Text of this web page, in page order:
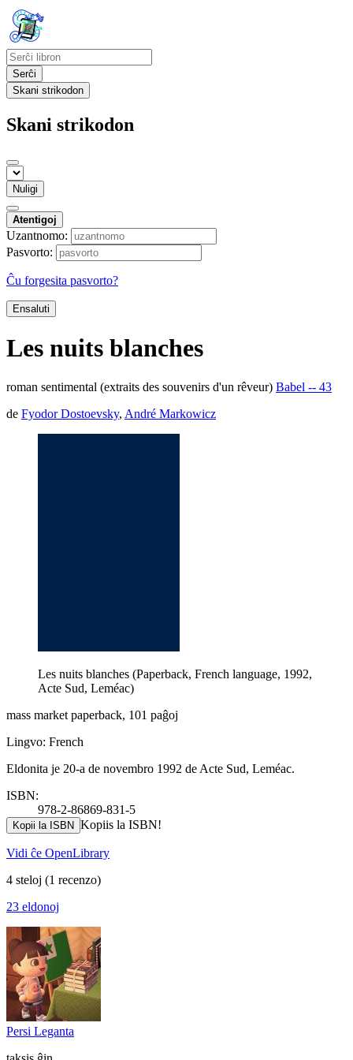
Serĉi
Skani strikodon
Skani strikodon
Nuligi
Atentigoj
Uzantnomo:
Pasvorto:
Ĉu forgesita pasvorto?
Ensaluti
Les nuits blanches
roman sentimental (extraits des souvenirs d'un rêveur) Babel -- 43
de Fyodor Dostoevsky, André Markowicz
Les nuits blanches (Paperback, French language, 1992,
Acte Sud, Leméac)
mass market paperback, 101 paĝoj
Lingvo: French
Eldonita je 20-a de novembro 1992 de Acte Sud, Leméac.
ISBN:
978-2-86869-831-5
Kopii la ISBN Kopiis la ISBN!
Vidi ĉe OpenLibrary
4 steloj (1 recenzo)
23 eldonoj
Persi Leganta